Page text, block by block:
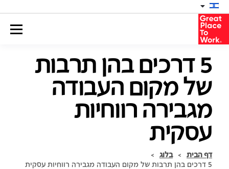
5 דרכים בהן תרבות
של מקום העבודה
מגבירה רווחיות
עסקית
5 דרכים בהן תרבות של מקום העבודה מגבירה רווחיות עסקית
בלוג > דף הבית >